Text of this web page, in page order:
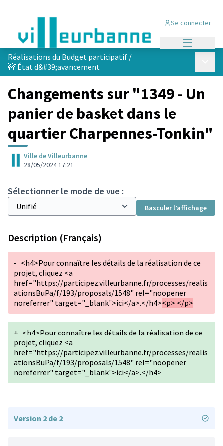
Se connecter
Réalisations du Budget participatif /
🚧 État d&#39;avancement
Changements sur "1349 - Un
panier de basket dans le
quartier Charpennes-Tonkin"
Ville de Villeurbanne
28/05/2024 17:21
Sélectionner le mode de vue :
Basculer l’affichage
Description (Français)
- <h4>Pour connaître les détails de la réalisation de ce
projet, cliquez <a
href="https://participez.villeurbanne.fr/processes/realis
ationsBuPa/f/193/proposals/1548" rel="noopener
noreferrer" target="_blank">ici</a>.</h4><p> </p>
+ <h4>Pour connaître les détails de la réalisation de ce
projet, cliquez <a
href="https://participez.villeurbanne.fr/processes/realis
ationsBuPa/f/193/proposals/1548" rel="noopener
noreferrer" target="_blank">ici</a>.</h4>
Version 2 de 2